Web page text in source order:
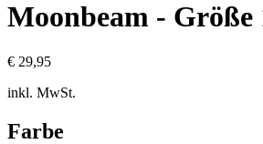
Moonbeam - Größe
€ 29,95
inkl. MwSt.
Farbe